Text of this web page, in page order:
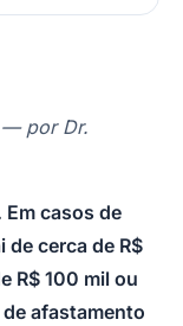
— por Dr.
casos de
de cerca de R$
R$ 100 mil ou
afastamento